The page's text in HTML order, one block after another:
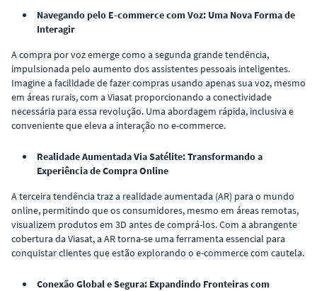
Navegando pelo E-commerce com Voz: Uma Nova Forma de
Interagir
A compra por voz emerge como a segunda grande tendência,
impulsionada pelo aumento dos assistentes pessoais inteligentes.
Imagine a facilidade de fazer compras usando apenas sua voz, mesmo
em áreas rurais, com a Viasat proporcionando a conectividade
necessária para essa revolução. Uma abordagem rápida, inclusiva e
conveniente que eleva a interação no e-commerce.
Realidade Aumentada Via Satélite: Transformando a
Experiência de Compra Online
A terceira tendência traz a realidade aumentada (AR) para o mundo
online, permitindo que os consumidores, mesmo em áreas remotas,
visualizem produtos em 3D antes de comprá-los. Com a abrangente
cobertura da Viasat, a AR torna-se uma ferramenta essencial para
conquistar clientes que estão explorando o e-commerce com cautela.
Conexão Global e Segura: Expandindo Fronteiras com